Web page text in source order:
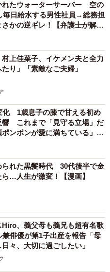
れたウォーターサーバー 空の
毎日給水する男性社員→総務担
かの逆ギレ！【弁護士が解
村上佳菜子、イケメン夫と全力
り」「素敵なご夫婦」
化 1歳息子の膝で甘える初め
響 これまで「見守る立場」だ
ンポンが愛に満ちている」
られた黒髪時代 30代後半で金
…人生が激変！【漫画】
Hiro、義父母も義兄も超有名歌
兼俳優が第1子出産を報告「母
々、大切に過ごしたい」